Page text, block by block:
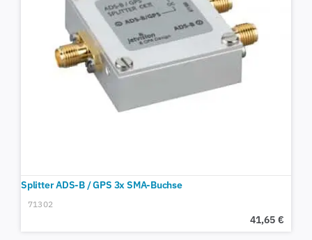
Splitter ADS-B / GPS 3x SMA-Buchse
71302
41,65 €